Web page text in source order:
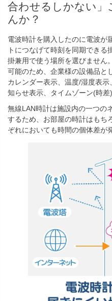
合わせるしかない」
んか？
電波時計を購入したのに電波が
トにつなげて時刻を同期でき
掛兼用で使う場所を選びません
可能のため、企業様の設備品と
カレンダー表示、温度/湿度表
知らせ表示、タイムゾーン(時差)
無線LAN時計は施設内の一つの
するため、お部屋の時計はもち
ぞれにおいても時間の個体差が